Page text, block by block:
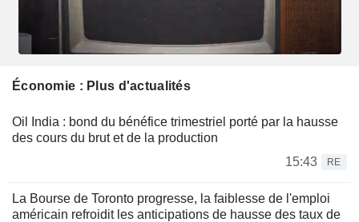
Économie : Plus d'actualités
Oil India : bond du bénéfice trimestriel porté par la hausse
des cours du brut et de la production
15:43
RE
La Bourse de Toronto progresse, la faiblesse de l'emploi
américain refroidit les anticipations de hausse des taux de